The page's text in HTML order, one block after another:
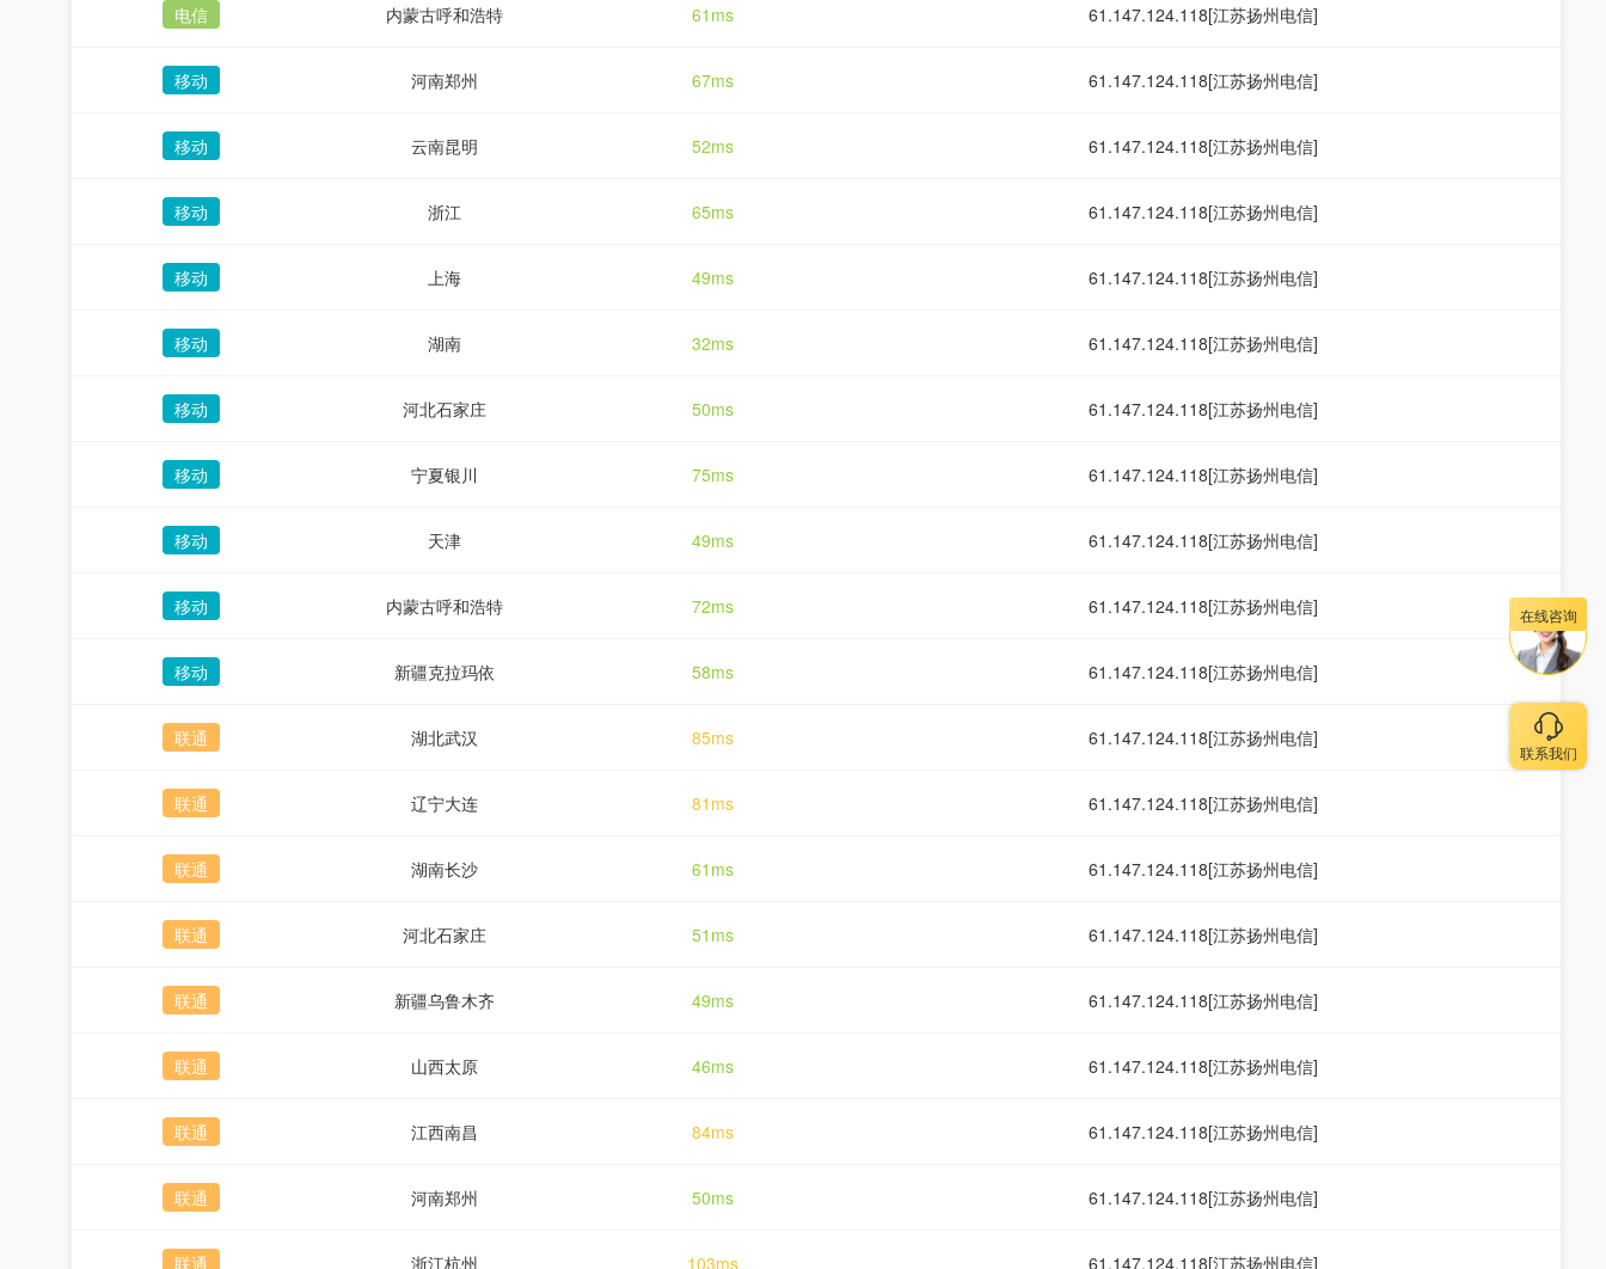
电信 内蒙古呼和浩特 61ms 61.147.124.118[江苏扬州电信]
移动 河南郑州 67ms 61.147.124.118[江苏扬州电信]
移动 云南昆明 52ms 61.147.124.118[江苏扬州电信]
移动 浙江 65ms 61.147.124.118[江苏扬州电信]
移动 上海 49ms 61.147.124.118[江苏扬州电信]
移动 湖南 32ms 61.147.124.118[江苏扬州电信]
移动 河北石家庄 50ms 61.147.124.118[江苏扬州电信]
移动 宁夏银川 75ms 61.147.124.118[江苏扬州电信]
移动 天津 49ms 61.147.124.118[江苏扬州电信]
移动 内蒙古呼和浩特 72ms 61.147.124.118[江苏扬州电信]
移动 新疆克拉玛依 58ms 61.147.124.118[江苏扬州电信]
联通 湖北武汉 85ms 61.147.124.118[江苏扬州电信]
联通 辽宁大连 81ms 61.147.124.118[江苏扬州电信]
联通 湖南长沙 61ms 61.147.124.118[江苏扬州电信]
联通 河北石家庄 51ms 61.147.124.118[江苏扬州电信]
联通 新疆乌鲁木齐 49ms 61.147.124.118[江苏扬州电信]
联通 山西太原 46ms 61.147.124.118[江苏扬州电信]
联通 江西南昌 84ms 61.147.124.118[江苏扬州电信]
联通 河南郑州 50ms 61.147.124.118[江苏扬州电信]
联通 浙江杭州 103ms 61.147.124.118[江苏扬州电信]
在线咨询
联系我们